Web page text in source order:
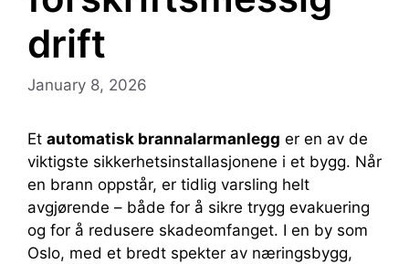
drift
January 8, 2026
Et automatisk brannalarmanlegg er en av de
viktigste sikkerhetsinstallasjonene i et bygg. Når
en brann oppstår, er tidlig varsling helt
avgjørende – både for å sikre trygg evakuering
og for å redusere skadeomfanget. I en by som
Oslo, med et bredt spekter av næringsbygg,